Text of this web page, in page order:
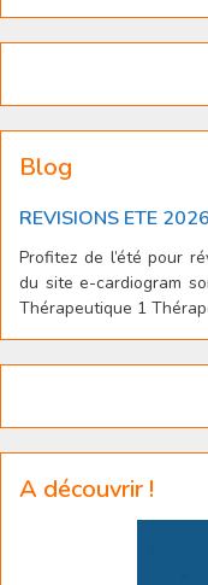
Blog
REVISIONS ETE 2026
Profitez de l’été pour
du site e-cardiogram
Thérapeutique 1
A découvrir !